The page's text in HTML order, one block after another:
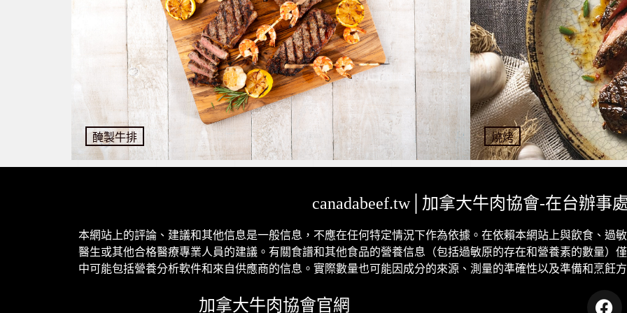
醃製牛排 燒烤
canadabeef.tw│加拿大牛肉協會-在台辦事
本網站上的評論、建議和其他信息是一般信息，不應在任何特定情況下作為依據。 在依賴本網站上與飲食、過
醫生或其他合格醫療專業人員的建議。 有關食譜和其他食品的營養信息（包括過敏原的存在和營養素的數量）
中可能包括營養分析軟件和來自供應商的信息。 實際數量也可能因成分的來源、測量的準確性以及準備和烹飪
加拿大牛肉協會官網